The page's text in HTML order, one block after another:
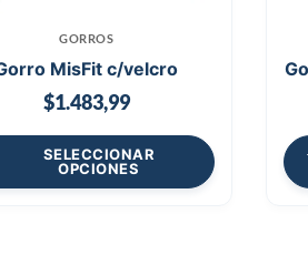
GORROS
MisFit c/velcro
$1.483,99
SELECCIONAR
OPCIONES